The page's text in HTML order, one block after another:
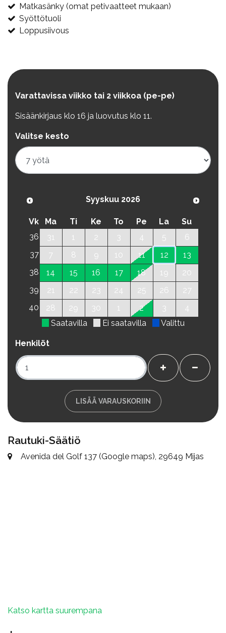
Matkasänky (omat petivaatteet mukaan)
Syöttötuoli
Loppusiivous
Varattavissa viikko tai 2 viikkoa (pe-pe)
Sisäänkirjaus klo 16 ja luovutus klo 11.
Valitse kesto
Syyskuu 2026
Vk Ma Ti Ke To Pe La
Su
36
31 1 2 3 4 5
6
37
7 8 9 10 11 12
13
38
14 15 16 17 18 19
20
39
21 22 23 24 25 26
27
40
28 29 30 1 2 3
4
Saatavilla
Ei saatavilla Valittu
Henkilöt
LISÄÄ VARAUSKORIIN
Rautuki-Säätiö
Avenida del Golf 137 (Google maps), 29649 Mijas
Katso kartta suurempana